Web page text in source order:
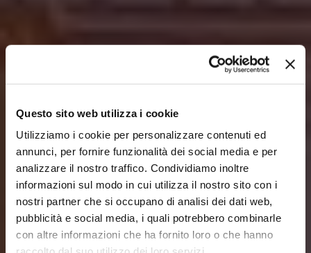
Questo sito web utilizza i cookie
Utilizziamo i cookie per personalizzare contenuti ed
annunci, per fornire funzionalità dei social media e per
analizzare il nostro traffico. Condividiamo inoltre
informazioni sul modo in cui utilizza il nostro sito con i
nostri partner che si occupano di analisi dei dati web,
pubblicità e social media, i quali potrebbero combinarle
con altre informazioni che ha fornito loro o che hanno